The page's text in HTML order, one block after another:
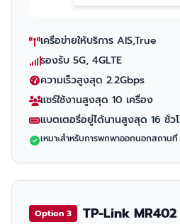
เครือข่ายให้บริการ AIS,True
รองรับ 5G, 4GLTE
ความเร็วสูงสุด 2.2Gbps
แชร์ใช้งานสูงสุด 10 เครื่อง
แบตเตอรี่อยู่ได้นานสูงสุด 16 ชั่ว
เหมาะสำหรับการพกพาออกนอกสถาน
Option 3 TP-Link MR402